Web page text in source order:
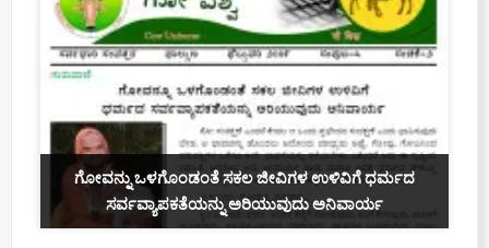
ಗೋವನ್ನು ಒಳಗೊಂಡಂತೆ ಸಕಲ ಜೀವಿಗಳ ಉಳಿವಿಗೆ ಧರ್ಮದ
ಸರ್ವವ್ಯಾಪಕತೆಯನ್ನು ಅರಿಯುವುದು ಅನಿವಾರ್ಯ